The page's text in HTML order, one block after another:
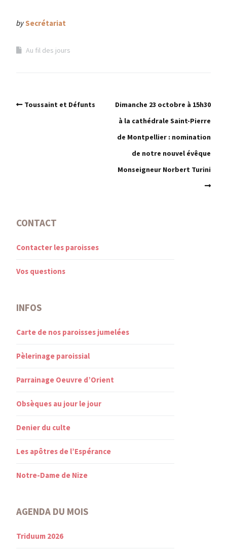
bySecrétariat
Au fil des jours
Toussaint et Défunts
Dimanche 23 octobre à 15h30
à la cathédrale Saint-Pierre
de Montpellier : nomination
de notre nouvel évêque
Monseigneur Norbert Turini
CONTACT
Contacter les paroisses
Vos questions
INFOS
Carte de nos paroisses jumelées
Pèlerinage paroissial
Parrainage Oeuvre d’Orient
Obsèques au jour le jour
Denier du culte
Les apôtres de l’Espérance
Notre-Dame de Nize
AGENDA DU MOIS
Triduum 2026